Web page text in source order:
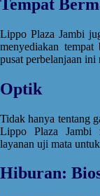
Tempat
Lippo Plaza Jambi
menyediakan
pusat perbelanjaan ini
Optik
Tidak hanya tentang
Lippo Plaza Jambi
layanan uji mata
Hiburan: